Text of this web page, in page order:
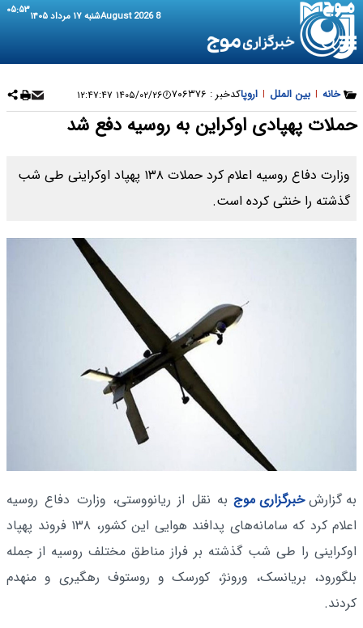
8 August 2026 شنبه ۱۷ مرداد ۱۴۰۵ ۰۵:۵۳
خانه | بین الملل | اروپاکدخبر : ۷۰۶۳۷۶ ۱۴۰۵/۰۲/۲۶ ۱۲:۴۷:۴۷
حملات پهپادی اوکراین به روسیه دفع شد
وزارت دفاع روسیه اعلام کرد حملات ۱۳۸ پهپاد اوکراینی طی شب
گذشته را خنثی کرده است.
به گزارشخبرگزاری موج به نقل از ریانووستی، وزارت دفاع روسیه
اعلام کرد که سامانه‌های پدافند هوایی این کشور، ۱۳۸ فروند پهپاد
اوکراینی را طی شب گذشته بر فراز مناطق مختلف روسیه از جمله
بلگورود، بریانسک، ورونژ، کورسک و روستوف رهگیری و منهدم
کردند.